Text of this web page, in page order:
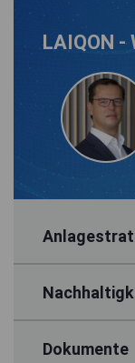
LAIQON -
Dokumente